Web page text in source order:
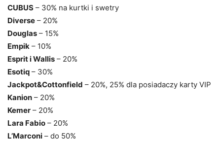
CUBUS – 30% na kurtki i swetry
Diverse – 20%
Douglas – 15%
Empik – 10%
Esprit i Wallis – 20%
Esotiq – 30%
Jackpot&Cottonfield – 20%, 25% dla posiadaczy karty VIP
Kanion – 20%
Kemer – 20%
Lara Fabio – 20%
L’Marconi – do 50%